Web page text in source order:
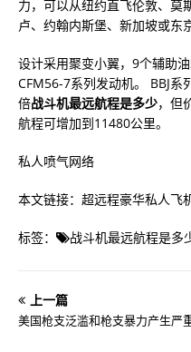
力，可以从纽约直飞伦敦、莫
卢、约翰内斯堡、新加坡或东京
设计采用聚变小翼，9个辅助
CFM56-7系列发动机。 BBJ
倍战斗机最远航程是多少，但
航程可增加到11480公里。
私人喷气网络
本文链接：超远程豪华私人飞
标签： 战斗机最远航程是多
上一篇
美国枪支泛滥和枪支暴力产生严